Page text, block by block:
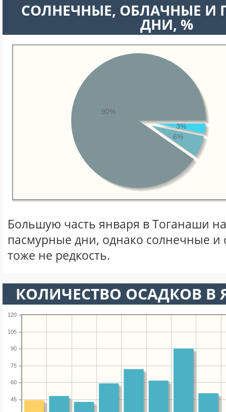
CОЛНЕЧНЫЕ, ОБЛАЧНЫЕ И
ДНИ, %
3%
6%
90%
Большую часть января в Тоганаши
пасмурные дни, однако солнечные
тоже не редкость.
КОЛИЧЕСТВО ОСАДКОВ В
45
60
75
90
105
120